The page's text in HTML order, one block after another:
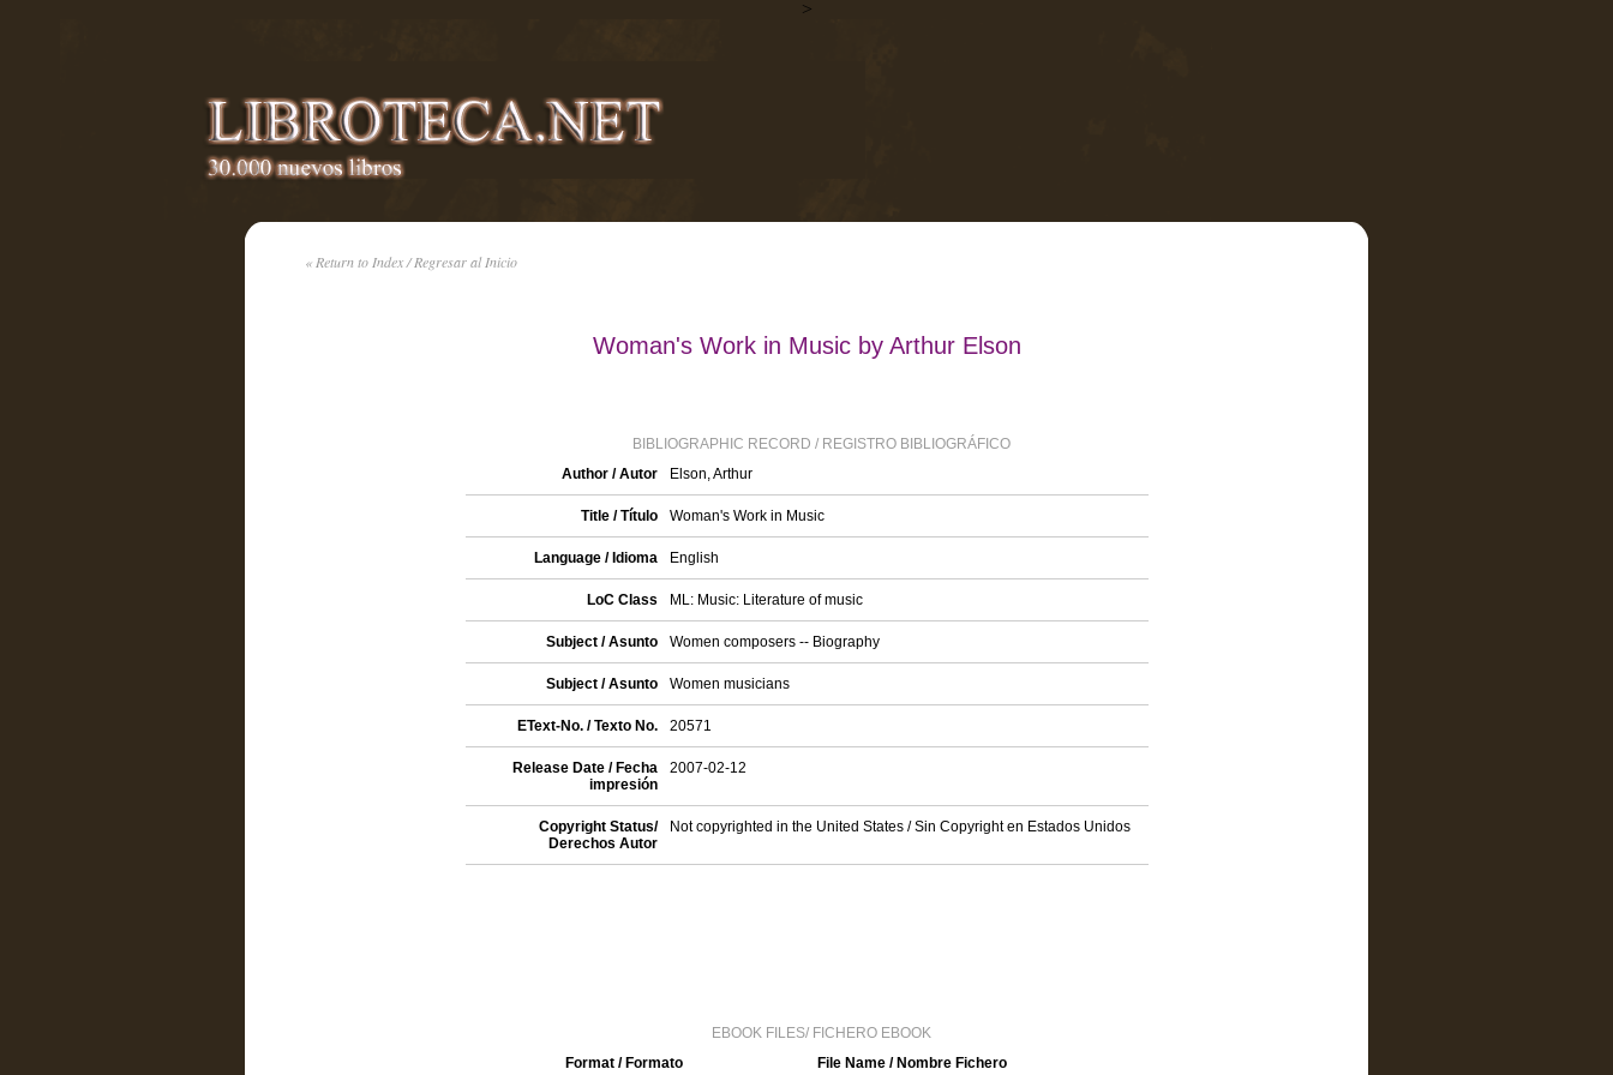
>
« Return to Index / Regresar al Inicio
Woman's Work in Music by Arthur Elson
BIBLIOGRAPHIC RECORD / REGISTRO BIBLIOGRÁFICO
Author / Autor
Elson, Arthur
Title / Título Woman's Work in Music
Language / Idioma English
LoC Class ML: Music: Literature of music
Subject / Asunto Women composers -- Biography
Subject / Asunto Women musicians
EText-No. / Texto No. 20571
Release Date / Fecha
impresión
2007-02-12
Copyright Status/
Derechos Autor
Not copyrighted in the United States / Sin Copyright en Estados Unidos
EBOOK FILES/ FICHERO EBOOK
Format / Formato
File Name / Nombre Fichero